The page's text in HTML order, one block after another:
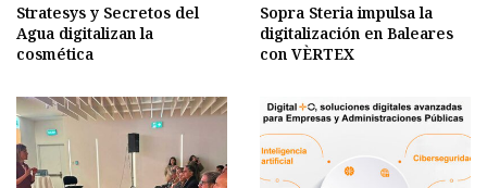
Stratesys y Secretos del
Agua digitalizan la
cosmética
Sopra Steria impulsa la
digitalización en Baleares
con VÈRTEX